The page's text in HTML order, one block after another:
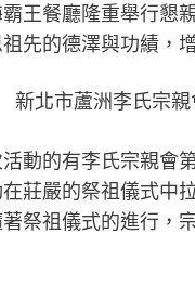
王餐廳隆重舉行懇
先的德澤與功績，
新北市蘆洲李氏宗
動的有李氏宗親會
莊嚴的祭祖儀式中
祭祖儀式的進行，